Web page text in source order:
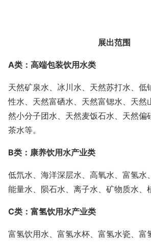
展出范围
A类：高端包装饮用水类
天然矿泉水、冰川水、天然苏打水、低
性水、天然富硒水、天然富锶水、天然
然小分子团水、天然麦饭石水、天然偏
茶水等。
B类：康养饮用水产业类
低氘水、海洋深层水、高氧水、富氢水
能量水、陨石水、离子水、矿物质水、
C类：富氢饮用水产业类
富氢饮用水、富氢水杯、富氢水瓷、富